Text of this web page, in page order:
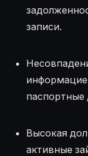
записи.
паспортные
Высокая
активные